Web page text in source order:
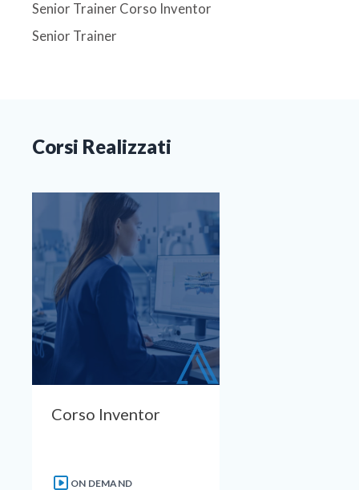
Senior Trainer Corso Inventor
Senior Trainer
Corsi Realizzati
Corso Inventor
ON DEMAND